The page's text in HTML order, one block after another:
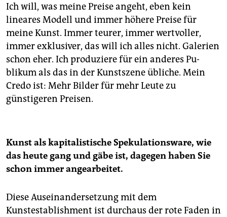
Ich will, was meine Preise angeht, eben kein
lineares Modell und immer höhere Preise für
meine Kunst. Immer teurer, immer wertvoller,
immer exklusiver, das will ich alles nicht. Galerien
schon eher. Ich produziere für ein anderes Pu­
blikum als das in der Kunstszene übliche. Mein
Credo ist: Mehr Bilder für mehr Leute zu
günstigeren Preisen.
Kunst als kapitalistische Spekulationsware, wie
das heute gang und gäbe ist, dagegen haben Sie
schon immer angearbeitet.
Diese Auseinandersetzung mit dem
Kunstestablishment ist durchaus der rote Faden in